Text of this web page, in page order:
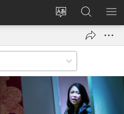
Promijeni
Prijava
(otvara
prozor)
JW.ORG
|
Pretraga